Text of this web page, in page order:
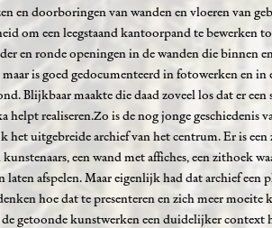
en doorboringen van wanden en vloeren van
om een leegstaand kantoorpand te bewerken
en ronde openingen in de wanden die binnen
is goed gedocumenteerd in fotowerken en in
Blijkbaar maakte die daad zoveel los dat er een
realiseren.Zo is de nog jonge geschiedenis
uitgebreide archief van het centrum. Er is een
een wand met affiches, een zithoek
afspelen. Maar eigenlijk had dat archief een
hoe dat te presenteren en zich meer moeite
getoonde kunstwerken een duidelijker context